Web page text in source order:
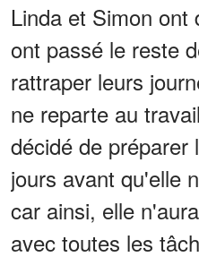
Linda et Simon
ont passé le reste
rattraper leurs
ne reparte au
décidé de préparer
jours avant qu'elle
car ainsi, elle
avec toutes les